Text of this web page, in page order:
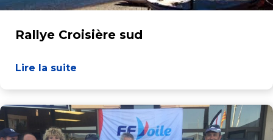
Rallye Croisière sud
Lire la suite